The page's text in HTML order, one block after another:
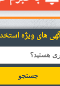
های ویژه
جستجو